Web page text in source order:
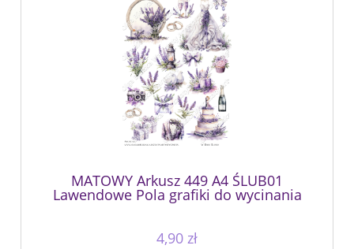
MATOWY Arkusz 449 A4 ŚLUB01
Lawendowe Pola grafiki do wycinania
jednostronny
4,90 zł